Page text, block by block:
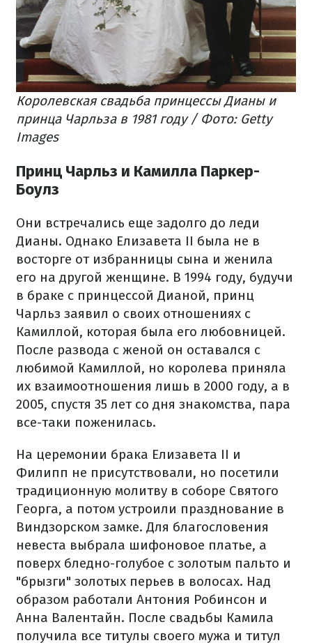
Королевская свадьба принцессы Дианы и
принца Чарльза в 1981 году / Фото: Getty
Images
Принц Чарльз и Камилла Паркер-
Боулз
Они встречались еще задолго до леди
Дианы. Однако Елизавета II была не в
восторге от избранницы сына и женила
его на другой женщине. В 1994 году, будучи
в браке с принцессой Дианой, принц
Чарльз заявил о своих отношениях с
Камиллой, которая была его любовницей.
После развода с женой он оставался с
любимой Камиллой, но королева приняла
их взаимоотношения лишь в 2000 году, а в
2005, спустя 35 лет со дня знакомства, пара
все-таки поженилась.
На церемонии брака Елизавета II и
Филипп не присутствовали, но посетили
традиционную молитву в соборе Святого
Георга, а потом устроили празднование в
Виндзорском замке. Для благословения
невеста выбрала шифоновое платье, а
поверх бледно-голубое с золотым пальто и
"брызги" золотых перьев в волосах. Над
образом работали Антония Робинсон и
Анна Валентайн. После свадьбы Камила
получила все титулы своего мужа и титул